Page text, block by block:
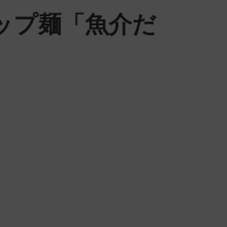
プ麺「魚介だ